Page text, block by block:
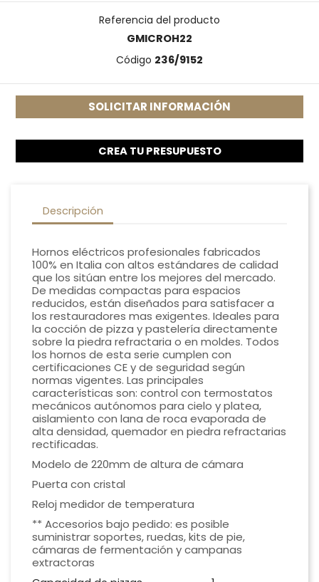
Referencia del producto
GMICROH22
Código 236/9152
SOLICITAR INFORMACIÓN
CREA TU PRESUPUESTO
Descripción
Hornos eléctricos profesionales fabricados
100% en Italia con altos estándares de calidad
que los sitúan entre los mejores del mercado.
De medidas compactas para espacios
reducidos, están diseñados para satisfacer a
los restauradores mas exigentes. Ideales para
la cocción de pizza y pastelería directamente
sobre la piedra refractaria o en moldes. Todos
los hornos de esta serie cumplen con
certificaciones CE y de seguridad según
normas vigentes. Las principales
características son: control con termostatos
mecánicos autónomos para cielo y platea,
aislamiento con lana de roca evaporada de
alta densidad, quemador en piedra refractarias
rectificadas.
Modelo de 220mm de altura de cámara
Puerta con cristal
Reloj medidor de temperatura
** Accesorios bajo pedido: es posible
suministrar soportes, ruedas, kits de pie,
cámaras de fermentación y campanas
extractoras